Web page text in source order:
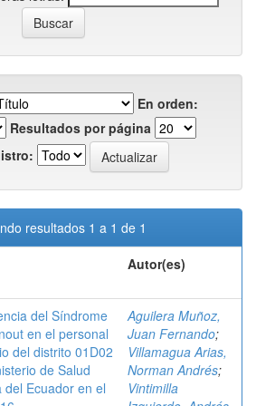
En orden:
Resultados por página
resultados 1 a 1 de 1
Autor(es)
del Síndrome
en el personal
del distrito 01D02
de Salud
del Ecuador en el
Aguilera Muñoz,
Juan Fernando;
Villamagua Arias,
Norman Andrés;
Vintimilla